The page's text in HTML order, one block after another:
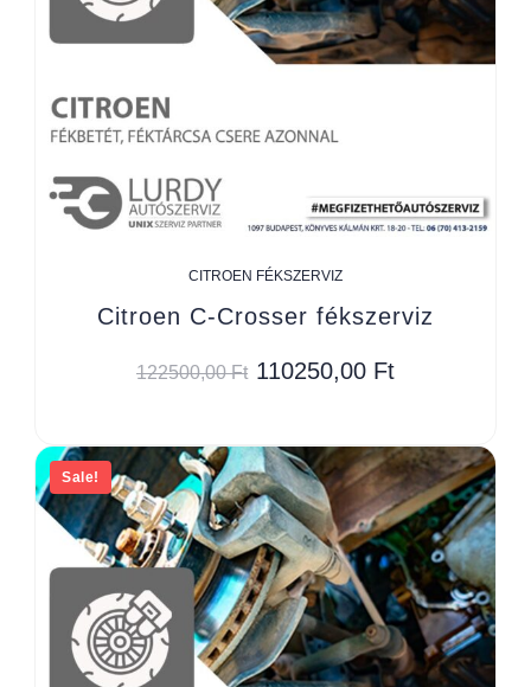
CITROEN FÉKSZERVIZ
Citroen C-Crosser fékszerviz
122500,00Ft 110250,00 Ft
Sale!